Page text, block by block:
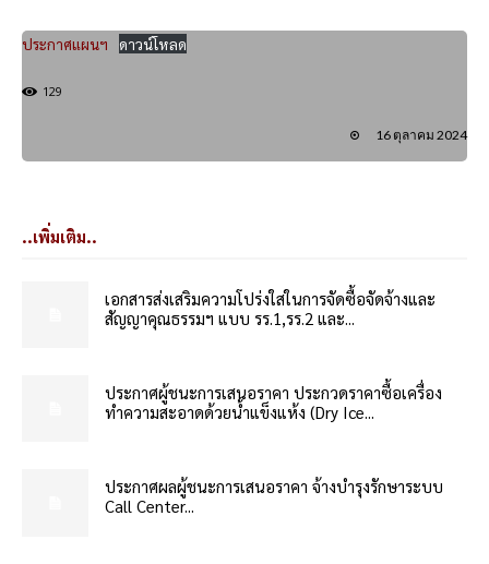
ประกาศแผนฯ ดาวน์โหลด
129
16 ตุลาคม 2024
..เพิ่มเติม..
เอกสารส่งเสริมความโปร่งใสในการจัดซื้อจัดจ้างและ
สัญญาคุณธรรมฯ แบบ รร.1,รร.2 และ...
ประกาศผู้ชนะการเสนอราคา ประกวดราคาซื้อเครื่อง
ทำความสะอาดด้วยน้ำแข็งแห้ง (Dry Ice...
ประกาศผลผู้ชนะการเสนอราคา จ้างบำรุงรักษาระบบ
Call Center...